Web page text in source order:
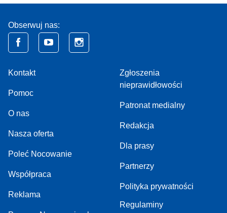
Obserwuj nas:
Kontakt
Pomoc
O nas
Nasza oferta
Poleć Nocowanie
Współpraca
Reklama
Zgłoszenia
nieprawidłowości
Patronat medialny
Redakcja
Dla prasy
Partnerzy
Polityka prywatności
Regulaminy